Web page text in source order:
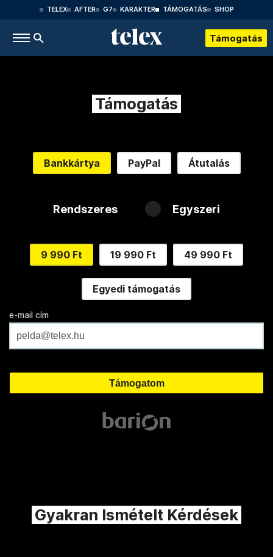
TELEX AFTER G7 KARAKTER TÁMOGATÁS SHOP
Támogatás
Támogatás
Bankkártya PayPal Átutalás
Rendszeres Egyszeri
9 990 Ft 19 990 Ft 49 990 Ft
Egyedi támogatás
e-mail cím
Gyakran Ismételt Kérdések